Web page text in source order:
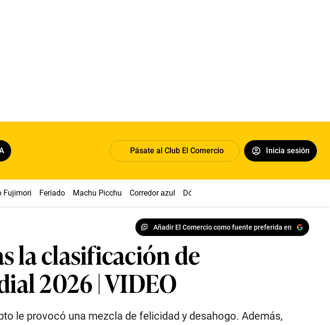
Pásate al Club El Comercio Inicia sesión
Fujimori Feriado Machu Picchu Corredor azul Dólar
Añadir El Comercio como fuente preferida en
la clasificación de
2026 | VIDEO
le provocó una mezcla de felicidad y desahogo. Además,